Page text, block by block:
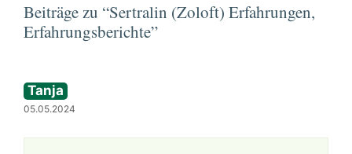
Beiträge zu “Sertralin (Zoloft) Erfahrungen,
Erfahrungsberichte”
Tanja
05.05.2024